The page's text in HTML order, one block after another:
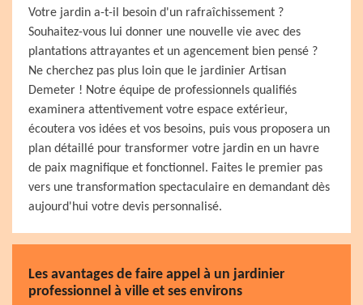
Votre jardin a-t-il besoin d'un rafraîchissement ?
Souhaitez-vous lui donner une nouvelle vie avec des
plantations attrayantes et un agencement bien pensé ?
Ne cherchez pas plus loin que le jardinier Artisan
Demeter ! Notre équipe de professionnels qualifiés
examinera attentivement votre espace extérieur,
écoutera vos idées et vos besoins, puis vous proposera un
plan détaillé pour transformer votre jardin en un havre
de paix magnifique et fonctionnel. Faites le premier pas
vers une transformation spectaculaire en demandant dès
aujourd'hui votre devis personnalisé.
Les avantages de faire appel à un jardinier
professionnel à ville et ses environs